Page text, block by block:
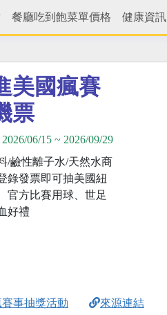
餐廳吃到飽菜單價格 健康資訊
美國瘋賽
票
2026/06/15 ~ 2026/09/29
/鹼性離子水/天然水商
錄發票即可抽美國紐
官方比賽用球、世足
好禮
事抽獎活動 來源連結